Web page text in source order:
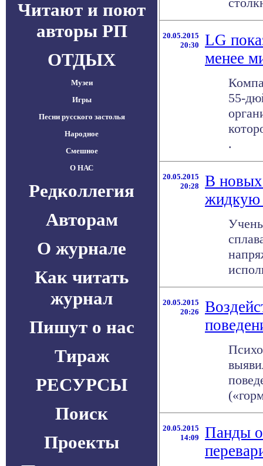
Читают и поют
авторы РП
ОТДЫХ
Музеи
Игры
Песни русского застолья
Народное
Смешное
О НАС
Редколлегия
Авторам
О журнале
Как читать
журнал
Пишут о нас
Тираж
РЕСУРСЫ
Поиск
Проекты
20.05.2015
20:30
LG
менее
55-
.
20.05.2015
20:28
В новых
жидкую
20.05.2015
20:26
20.05.2015
14:09
Панды